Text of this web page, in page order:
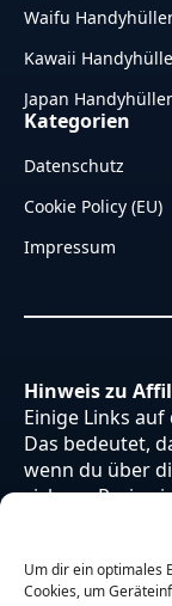
Um dir ein optimales
Cookies, um
Waifu
Kawaii
Japan
Kategorien
Datenschutz
Cookie Policy (EU)
Impressum
Hinweis zu
Einige Links
Das bedeutet,
wenn du über
sich am Preis
Arbeit. Vielen